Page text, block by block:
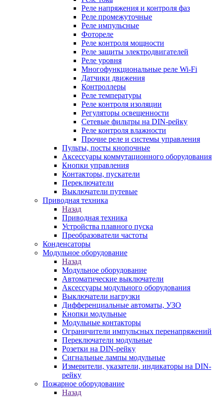
Реле напряжения и контроля фаз
Реле промежуточные
Реле импульсные
Фотореле
Реле контроля мощности
Реле защиты электродвигателей
Реле уровня
Многофункциональные реле Wi-Fi
Датчики движения
Контроллеры
Реле температуры
Реле контроля изоляции
Регуляторы освещенности
Сетевые фильтры на DIN-рейку
Реле контроля влажности
Прочие реле и системы управления
Пульты, посты кнопочные
Аксессуары коммутационного оборудования
Кнопки управления
Контакторы, пускатели
Переключатели
Выключатели путевые
Приводная техника
Назад
Приводная техника
Устройства плавного пуска
Преобразователи частоты
Конденсаторы
Модульное оборудование
Назад
Модульное оборудование
Автоматические выключатели
Аксессуары модульного оборудования
Выключатели нагрузки
Дифференциальные автоматы, УЗО
Кнопки модульные
Модульные контакторы
Ограничители импульсных перенапряжений
Переключатели модульные
Розетки на DIN-рейку
Сигнальные лампы модульные
Измерители, указатели, индикаторы на DIN-
рейку
Пожарное оборудование
Назад